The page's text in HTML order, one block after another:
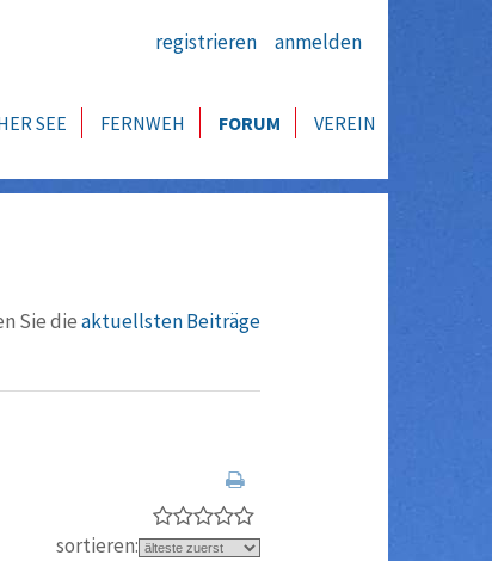
registrieren anmelden
SEE FERNWEH FORUM VEREIN
Sie dieaktuellsten Beiträge
sortieren: